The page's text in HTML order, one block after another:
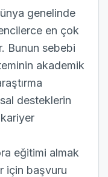
genelinde
en çok
Bunun sebebi
akademik
desteklerin
eğitimi almak
için başvuru